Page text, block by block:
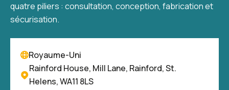
quatre piliers : consultation, conception, fabrication et
sécurisation.
Royaume-Uni
Rainford House, Mill Lane, Rainford, St.
Helens, WA11 8LS